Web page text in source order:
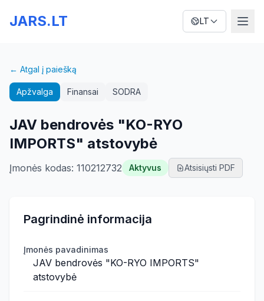
JARS.LT LT
← Atgal į paiešką
Apžvalga Finansai SODRA
JAV bendrovės "KO-RYO
IMPORTS" atstovybė
Įmonės kodas: 110212732 Aktyvus Atsisiųsti PDF
Pagrindinė informacija
Įmonės pavadinimas
JAV bendrovės "KO-RYO IMPORTS"
atstovybė